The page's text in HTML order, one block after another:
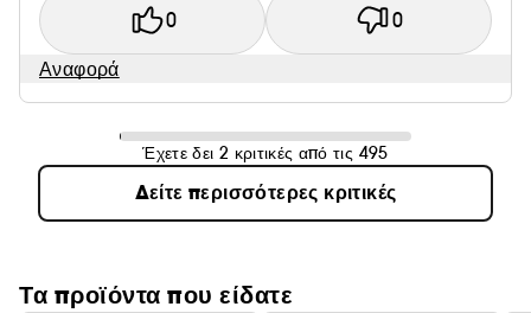
0 0
Αναφορά
Έχετε δει 2 κριτικές από τις 495
Δείτε περισσότερες κριτικές
Τα προϊόντα που είδατε